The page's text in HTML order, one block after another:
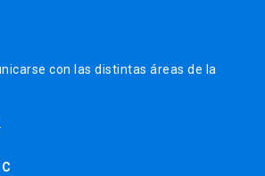
con las distintas áreas de la